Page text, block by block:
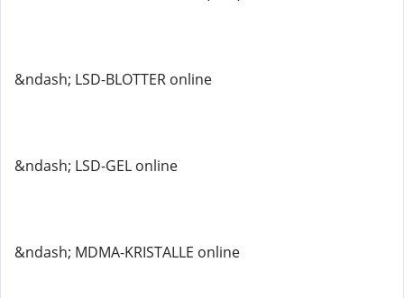
&ndash; LSD-BLOTTER online
&ndash; LSD-GEL online
&ndash; MDMA-KRISTALLE online